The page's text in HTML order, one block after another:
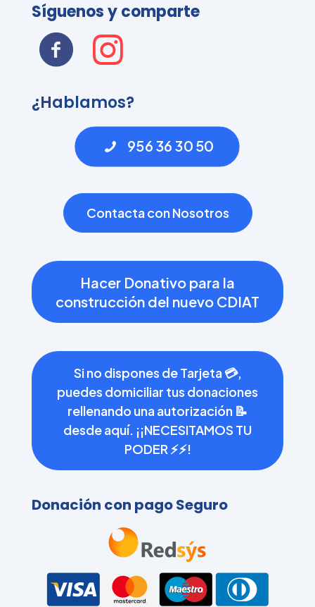
Síguenos y comparte
¿Hablamos?
956 36 30 50
Contacta con Nosotros
Hacer Donativo para la
construcción del nuevo CDIAT
Si no dispones de Tarjeta 💳,
puedes domiciliar tus donaciones
rellenando una autorización 📝
desde aquí. ¡¡NECESITAMOS TU
PODER ⚡⚡!
Donación con pago Seguro